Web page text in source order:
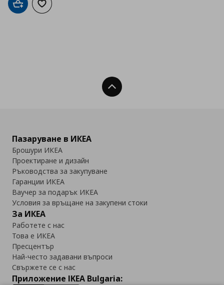
Добави в кошницата
Добави към списъка с любими
Нагоре
Пазаруване в ИКЕА
Брошури ИКЕА
Проектиране и дизайн
Ръководства за закупуване
Гаранции ИКЕА
Ваучер за подарък ИКЕА
Условия за връщане на закупени стоки
За ИКЕА
Работете с нас
Това е ИКЕА
Пресцентър
Най-често задавани въпроси
Свържете се с нас
Приложение IKEA Bulgaria: